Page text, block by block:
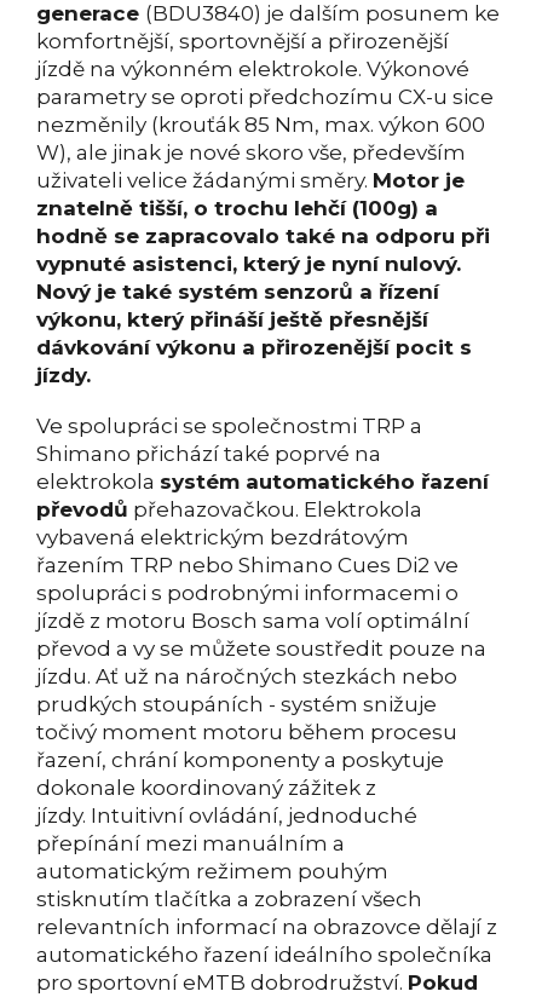
generace (BDU3840) je dalším posunem ke
komfortnější, sportovnější a přirozenější
jízdě na výkonném elektrokole. Výkonové
parametry se oproti předchozímu CX-u sice
nezměnily (krouťák 85 Nm, max. výkon 600
W), ale jinak je nové skoro vše, především
uživateli velice žádanými směry. Motor je
znatelně tišší, o trochu lehčí (100g) a
hodně se zapracovalo také na odporu při
vypnuté asistenci, který je nyní nulový.
Nový je také systém senzorů a řízení
výkonu, který přináší ještě přesnější
dávkování výkonu a přirozenější pocit s
jízdy.
Ve spolupráci se společnostmi TRP a
Shimano přichází také poprvé na
elektrokola systém automatického řazení
převodů přehazovačkou. Elektrokola
vybavená elektrickým bezdrátovým
řazením TRP nebo Shimano Cues Di2 ve
spolupráci s podrobnými informacemi o
jízdě z motoru Bosch sama volí optimální
převod a vy se můžete soustředit pouze na
jízdu. Ať už na náročných stezkách nebo
prudkých stoupáních - systém snižuje
točivý moment motoru během procesu
řazení, chrání komponenty a poskytuje
dokonale koordinovaný zážitek z
jízdy. Intuitivní ovládání, jednoduché
přepínání mezi manuálním a
automatickým režimem pouhým
stisknutím tlačítka a zobrazení všech
relevantních informací na obrazovce dělají z
automatického řazení ideálního společníka
pro sportovní eMTB dobrodružství. Pokud